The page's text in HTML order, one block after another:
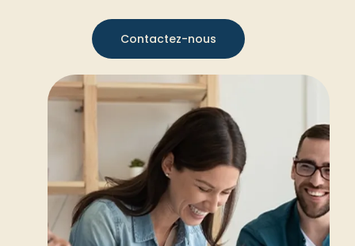
Contactez-nous